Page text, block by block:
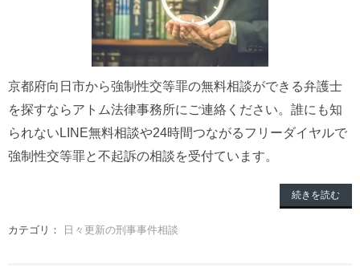
京都府向日市から強制性交等罪の無料相談ができる弁護士
を探すならアトム法律事務所にご連絡ください。誰にも知
られないLINE無料相談や24時間つながるフリーダイヤルで
強制性交等罪と不起訴の相談を受付ています。
続きを読む
カテゴリ： 日々更新の刑事事件相談